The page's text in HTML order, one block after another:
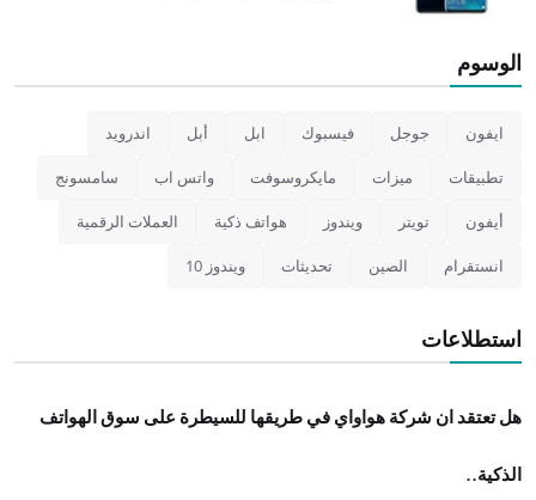
الوسوم
ايفون جوجل فيسبوك ابل أبل اندرويد
تطبيقات ميزات مايكروسوفت واتس اب سامسونج
أيفون تويتر ويندوز هواتف ذكية العملات الرقمية
انستقرام الصين تحديثات ويندوز 10
استطلاعات
هل تعتقد ان شركة هواواي في طريقها للسيطرة على سوق الهواتف
الذكية..